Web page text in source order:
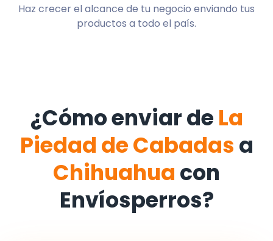
Haz crecer el alcance de tu negocio enviando tus
productos a todo el país.
¿Cómo enviar de La
Piedad de Cabadas a
Chihuahua con
Envíosperros?